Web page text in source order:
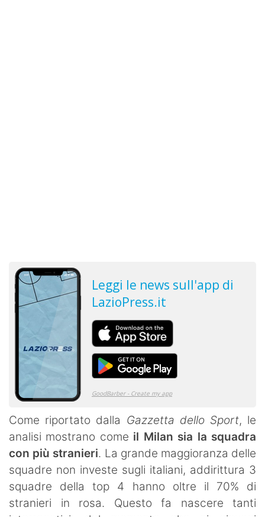
Come riportato dalla Gazzetta dello Sport, le
analisi mostrano come il Milan sia la squadra
con più stranieri. La grande maggioranza delle
squadre non investe sugli italiani, addirittura 3
squadre della top 4 hanno oltre il 70% di
stranieri in rosa. Questo fa nascere tanti